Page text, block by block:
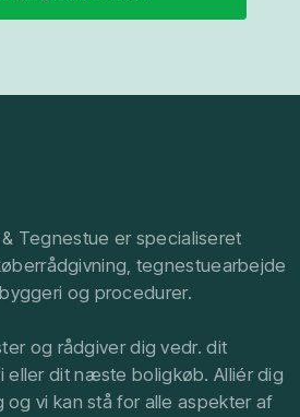
Tegnestue er specialiseret
tegnestuearbejde
og procedurer.
og rådgiver dig vedr. dit
eller dit næste boligkøb. Alliér dig
og vi kan stå for alle aspekter af